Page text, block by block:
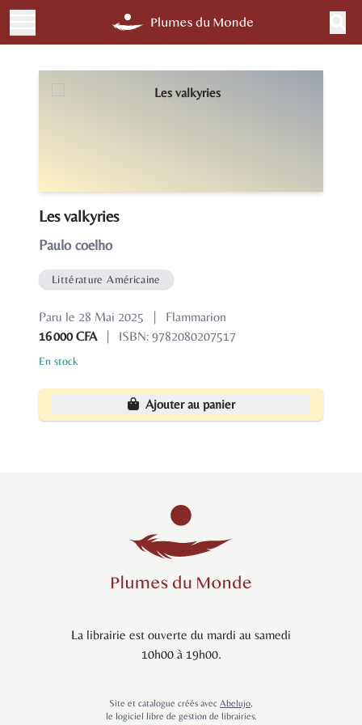
Les valkyries
Paulo coelho
Littérature Américaine
Paru le 28 Mai 2025 |
Flammarion
16 000 CFA
| ISBN: 9782080207517
En stock
Ajouter au panier
La librairie est ouverte du mardi au samedi
10h00 à 19h00.
Site et catalogue créés avec Abelujo,
le logiciel libre de gestion de librairies.